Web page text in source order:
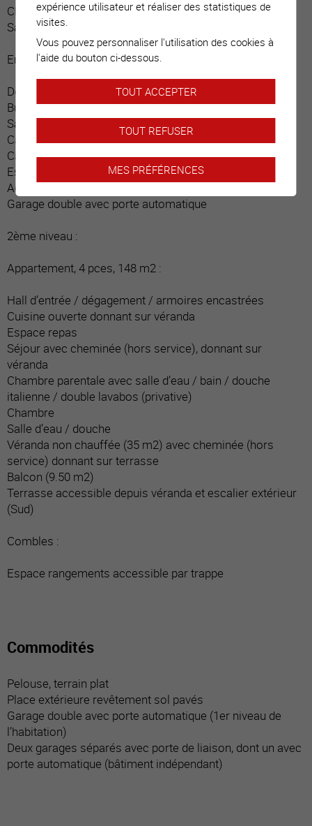
Chambre (borgne)
Salle d’eau / douche
Entrée Est :
Dégagement hall
Buanderie
Salle d’eau
Cave
Carnotzet – abri PC
Escalier menant à l’étage
Accès à l’appartement du même niveau
Garage double avec porte automatique
2ème niveau :
Appartement, 4 pces, 148 m2 :
Hall d’entrée / dégagement / armoires encastrées
Cuisine ouverte donnant sur véranda
Espace repas
Séjour avec cheminée (hors service), donnant sur
véranda
Chambre parentale avec salle d’eau / bain / douche
italienne / double lavabos (privative)
Chambre
Salle d’eau / douche
Véranda non chauffée (35 m2) avec cheminée (hors
service) donnant sur terrasse
Balcon (9.50 m2)
Terrasse accessible depuis véranda et escalier extérieur
(Sud)
Combles :
Espace rangements accessible par trappe
Commodités
Pelouse, terrain plat
Place extérieure revêtement sol pavés
Garage double avec porte automatique (1er niveau de
l’habitation)
Deux garages séparés avec porte de liaison, dont un avec
porte automatique (bâtiment indépendant)
expérience utilisateur et réaliser des statistiques de
visites.
Vous pouvez personnaliser l'utilisation des cookies à
l'aide du bouton ci-dessous.
TOUT ACCEPTER
TOUT REFUSER
MES PRÉFÉRENCES